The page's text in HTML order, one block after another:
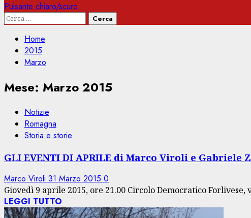
Pulsante chiaro/scuro
Ricerca
Home
2015
Marzo
Mese: Marzo 2015
Notizie
Romagna
Storia e storie
GLI EVENTI DI APRILE di Marco Viroli e Gabriele
Marco Viroli 31 Marzo 2015 0
Giovedì 9 aprile 2015, ore 21.00 Circolo Democratico Forlivese,
LEGGI TUTTO